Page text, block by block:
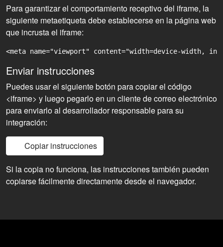
Para garantizar el comportamiento receptivo del iframe, la
siguiente metaetiqueta debe establecerse en la página web
que incrusta el iframe:
<meta name="viewport" content="width=device-width,
Enviar instrucciones
Puedes usar el siguiente botón para copiar el código
<iframe> y luego pegarlo en un cliente de correo electrónico
para enviarlo al desarrollador responsable para su
integración:
Copiar instrucciones
Si la copia no funciona, las instrucciones también pueden
copiarse fácilmente directamente desde el navegador.